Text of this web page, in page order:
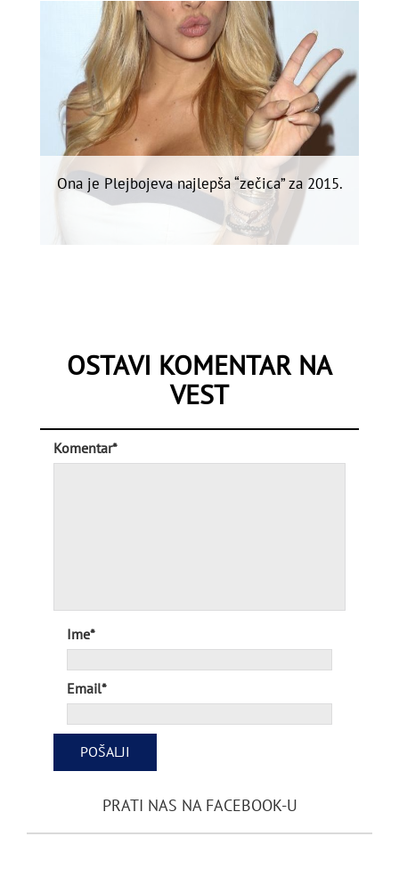
Ona je Plejbojeva najlepša “zečica” za 2015.
OSTAVI KOMENTAR NA
VEST
Komentar*
Ime*
Email*
PRATI NAS NA FACEBOOK-U